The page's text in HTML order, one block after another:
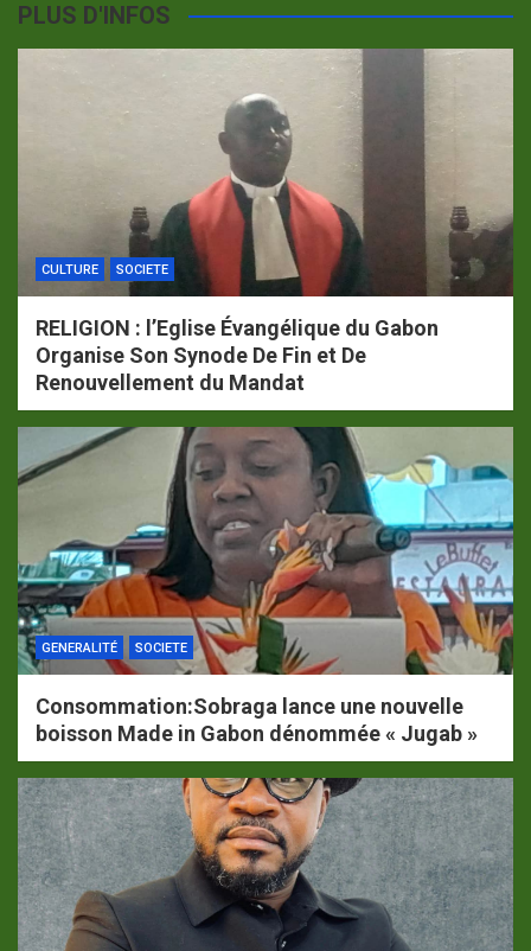
PLUS D'INFOS
CULTURE SOCIETE
RELIGION : l’Eglise Évangélique du Gabon
Organise Son Synode De Fin et De
Renouvellement du Mandat
GENERALITÉ SOCIETE
Consommation:Sobraga lance une nouvelle
boisson Made in Gabon dénommée « Jugab »